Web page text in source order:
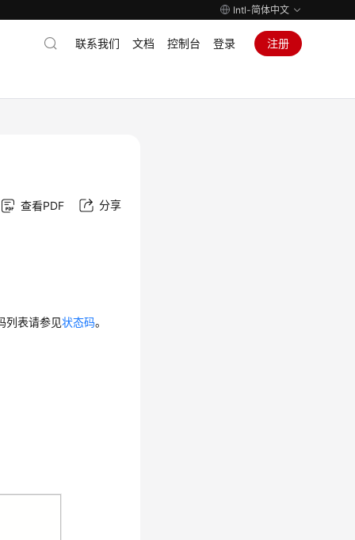
Intl-简体中文
联系我们 文档 控制台 登录 注册
查看PDF 分享
列表请参见状态码。